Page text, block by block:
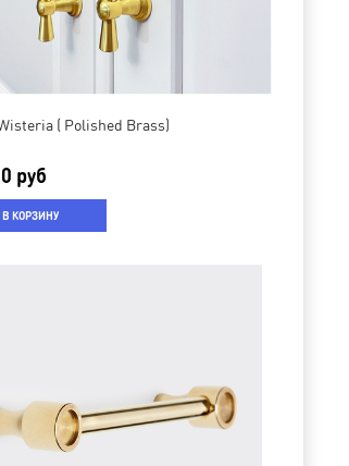
( Polished Brass)
руб
В КОРЗИНУ